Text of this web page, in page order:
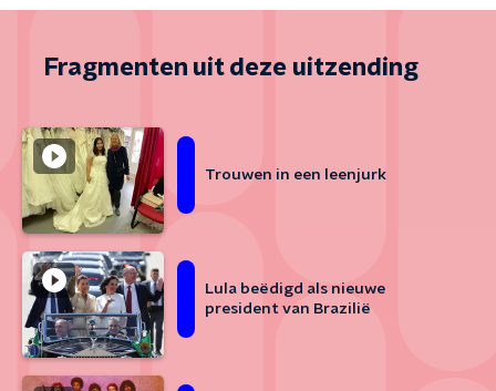
Fragmenten uit deze uitzending
Trouwen in een leenjurk
Lula beëdigd als nieuwe
president van Brazilië